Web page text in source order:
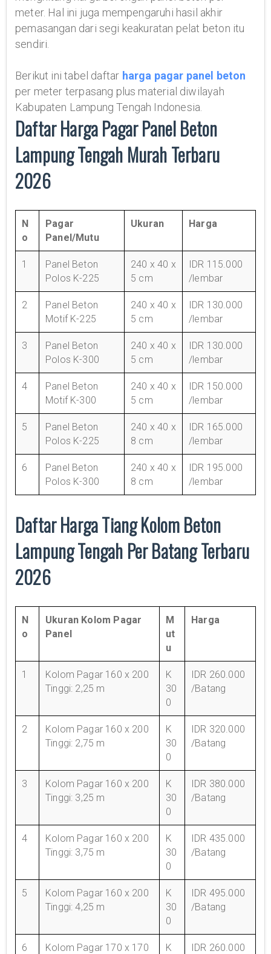
meter. Hal ini juga mempengaruhi hasil akhir
pemasangan dari segi keakuratan pelat beton itu
sendiri.
Berikut ini tabel daftar harga pagar panel beton
per meter terpasang plus material diwilayah
Kabupaten Lampung Tengah Indonesia.
Daftar Harga Pagar Panel Beton
Lampung Tengah Murah Terbaru
2026
N
o
Pagar
Panel/Mutu
Ukuran Harga
1
Panel Beton
Polos K-225
240 x 40 x
5 cm
IDR 115.000
/lembar
2
Panel Beton
Motif K-225
240 x 40 x
5 cm
IDR 130.000
/lembar
3
Panel Beton
Polos K-300
240 x 40 x
5 cm
IDR 130.000
/lembar
4
Panel Beton
Motif K-300
240 x 40 x
5 cm
IDR 150.000
/lembar
5
Panel Beton
Polos K-225
240 x 40 x
8 cm
IDR 165.000
/lembar
6
Panel Beton
Polos K-300
240 x 40 x
8 cm
IDR 195.000
/lembar
Daftar Harga Tiang Kolom Beton
Lampung Tengah Per Batang Terbaru
2026
N
o
Ukuran Kolom Pagar
Panel
M
ut
u
Harga
1
Kolom Pagar 160 x 200
Tinggi: 2,25 m
K
30
0
IDR 260.000
/Batang
2
Kolom Pagar 160 x 200
Tinggi: 2,75 m
K
30
0
IDR 320.000
/Batang
3
Kolom Pagar 160 x 200
Tinggi: 3,25 m
K
30
0
IDR 380.000
/Batang
4
Kolom Pagar 160 x 200
Tinggi: 3,75 m
K
30
0
IDR 435.000
/Batang
5
Kolom Pagar 160 x 200
Tinggi: 4,25 m
K
30
0
IDR 495.000
/Batang
6
Kolom Pagar 170 x 170
K
IDR 260.000